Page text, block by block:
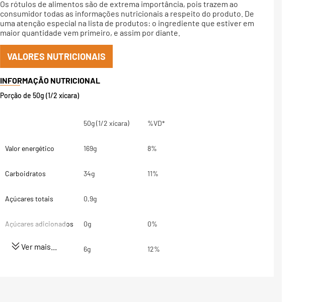
Os rótulos de alimentos são de extrema importância, pois trazem ao
consumidor todas as informações nutricionais a respeito do produto. De
uma atenção especial na lista de produtos: o ingrediente que estiver em
maior quantidade vem primeiro, e assim por diante.
VALORES NUTRICIONAIS
Porção de 50g (1/2 xícara)
50g (1/2 xícara) %VD*
Valor energético 169g 8%
Carboidratos 34g 11%
Açúcares totais 0,9g
Açúcares adicionados 0g 0%
Proteínas 6g 12%
Ver mais...